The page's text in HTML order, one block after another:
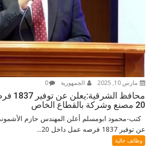
مارس 10, 2025 الجمهورية 0
محافظ
20 مصنع وشركة بالقطاع الخاص
كتب-محمود ابومسلم أعلن المهندس حازم
عن توفير 1837 فرصه عمل داخل 20...
وظائف خالية